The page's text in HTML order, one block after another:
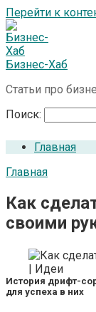
Перейти к
Бизнес-Хаб
Статьи про
Поиск:
Главная
Главная
Как
своими
История дрифт-
для успеха в них